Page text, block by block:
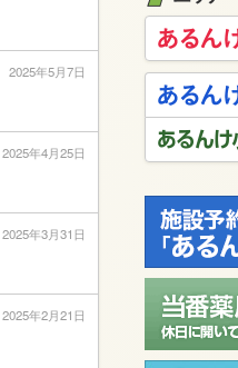
2025年5月7日
2025年4月25日
2025年3月31日
2025年2月21日